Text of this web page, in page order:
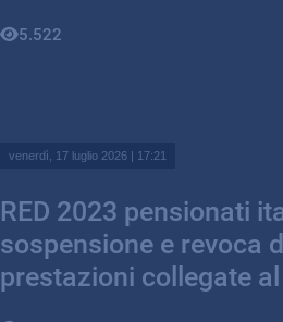
5.522
venerdì, 17 luglio 2026 | 17:21
RED 2023 pensionati
sospensione e revoca
prestazioni collegate